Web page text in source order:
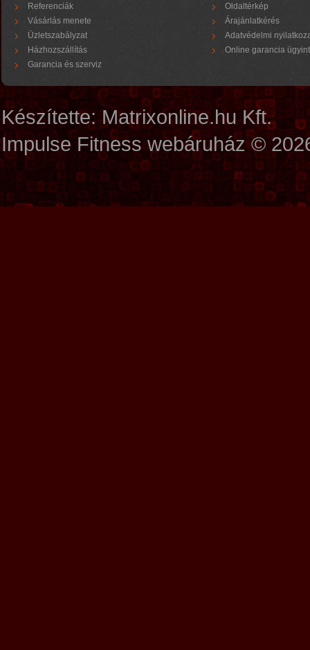
Referenciák
Vásárlás menete
Üzletszabályzat
Házhozszállítás
Garancia és szerviz
Oldaltérkép
Árajánlatkérés
Adatvédelmi
Online garancia
Készítette:Matrixonline.hu Kft.
Impulse Fitness webáruház ©